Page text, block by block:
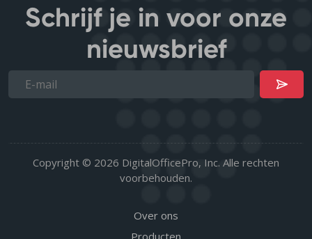
Schrijf je in voor onze
nieuwsbrief
Copyright © 2026 DigitalOfficePro, Inc. Alle rechten
voorbehouden.
Over ons
Producten